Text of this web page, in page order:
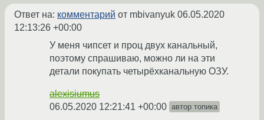
Ответ на: комментарий от mbivanyuk 06.05.2020
12:13:26 +00:00
У меня чипсет и проц двух канальный,
поэтому спрашиваю, можно ли на эти
детали покупать четырёхканальную ОЗУ.
alexisiumus
06.05.2020 12:21:41 +00:00 автор топика